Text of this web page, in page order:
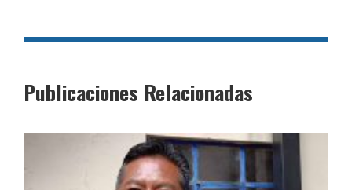
Publicaciones Relacionadas